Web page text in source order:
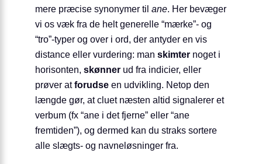
mere præcise synonymer til ane. Her bevæger
vi os væk fra de helt generelle “mærke”- og
“tro”-typer og over i ord, der antyder en vis
distance eller vurdering: man skimter noget i
horisonten, skønner ud fra indicier, eller
prøver atforudse en udvikling. Netop den
længde gør, at cluet næsten altid signalerer et
verbum (fx “ane i det fjerne” eller “ane
fremtiden”), og dermed kan du straks sortere
alle slægts- og navneløsninger fra.